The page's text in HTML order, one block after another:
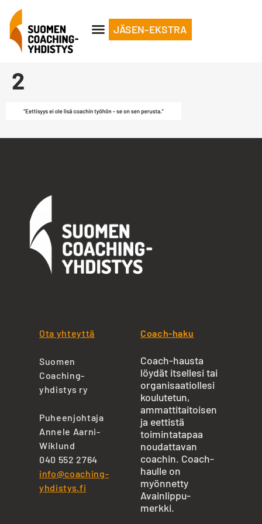
JÄSEN-EKSTRA
2
Ota yhteyttä
Suomen
Coaching-
yhdistys ry
Puheenjohtaja
Annele Aarni-
Wiklund
040 552 2764
info@coaching-
yhdistys.fi
Coach-haku
Coach-hausta
löydät itsellesi tai
organisaatiollesi
koulutetun,
ammattitaitoisen
ja eettistä
toimintatapaa
noudattavan
coachin. Coach-
haulle on
myönnetty
Avainlippu-
merkki.